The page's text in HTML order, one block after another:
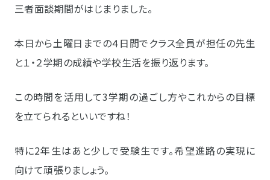
三者面談期間がはじまりました。
本日から土曜日までの４日間でクラス全員が担任の先生
と１・２学期の成績や学校生活を振り返ります。
この時間を活用して3学期の過ごし方やこれからの目標
を立てられるといいですね！
特に2年生はあと少しで受験生です。希望進路の実現に
向けて頑張りましょう。